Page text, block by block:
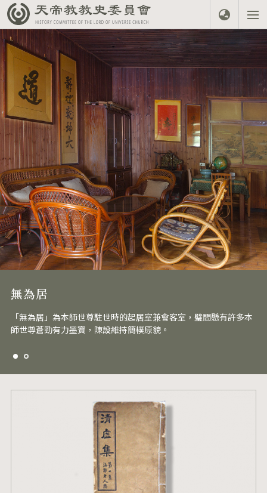
無為居
「無為居」為本師世尊駐世時的起居室兼會客室，璧間懸有許多本
師世尊蒼勁有力墨寶，陳設維持簡樸原貌。